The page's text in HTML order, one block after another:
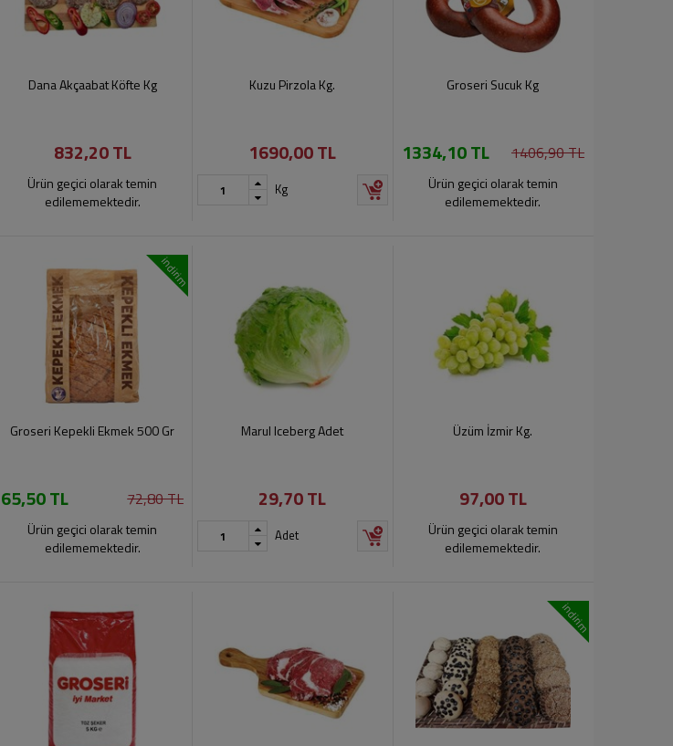
Dana Akçaabat Köfte Kg
832,20 TL
Ürün geçici olarak temin
edilememektedir.
Kuzu Pirzola Kg.
1690,00 TL
Kg
Groseri Sucuk Kg
1334,10 TL 1406,90 TL
Ürün geçici olarak temin
edilememektedir.
indirim
Groseri Kepekli Ekmek 500 Gr
65,50 TL 72,80 TL
Ürün geçici olarak temin
edilememektedir.
Marul Iceberg Adet
29,70 TL
Adet
Üzüm İzmir Kg.
97,00 TL
Ürün geçici olarak temin
edilememektedir.
indirim